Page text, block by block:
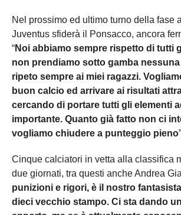
Nel prossimo ed ultimo turno della fase
Juventus sfiderà il Ponsacco, ancora
“Noi abbiamo sempre rispetto di tutti
non prendiamo sotto gamba
ripeto sempre ai miei ragazzi.
buon calcio ed arrivare ai risultati
cercando di portare tutti gli elementi
importante. Quanto già fatto non ci
vogliamo chiudere a punteggio pieno
Cinque calciatori in vetta alla classifica
due giornati, tra questi anche Andrea
punizioni e rigori, è il nostro
dieci vecchio stampo. Ci sta dando